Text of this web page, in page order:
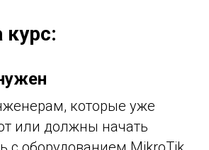
курс:
которые уже
или должны начать